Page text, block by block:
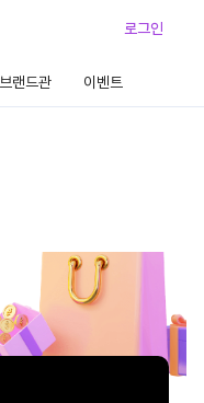
로그인
브랜드관 이벤트